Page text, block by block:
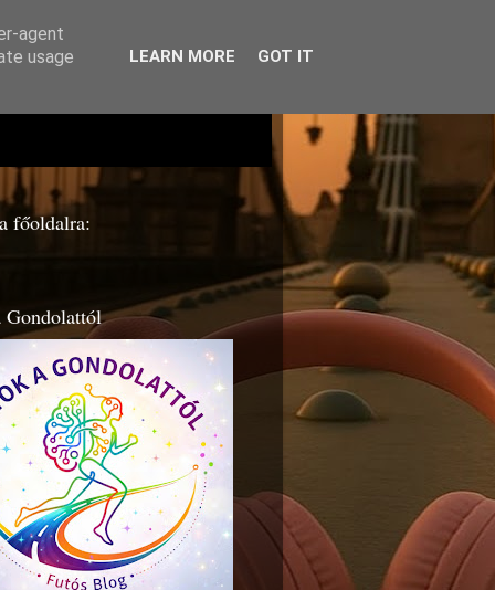
főoldalra:
Gondolattól
agent
usage
LEARN MORE GOT IT